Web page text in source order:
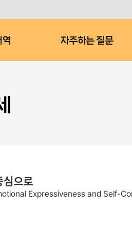
역 자주하는 질문
심으로
Expressiveness and Self-